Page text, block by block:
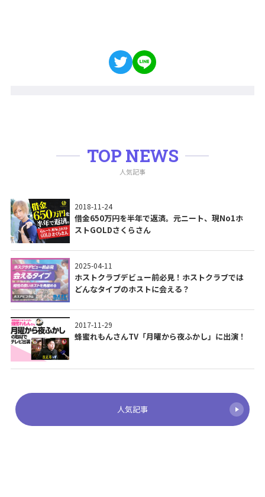
TOP NEWS
人気記事
2018-11-24
借金650万円を半年で返済。元ニート、現No1ホ
ストGOLDさくらさん
2025-04-11
ホストクラブデビュー前必見！ホストクラブでは
どんなタイプのホストに会える？
2017-11-29
蜂蜜れもんさんTV「月曜から夜ふかし」に出演！
人気記事